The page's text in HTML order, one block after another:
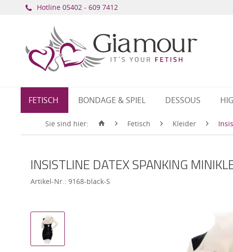
Hotline ​ 05402 - 609 7412
FETISCH BONDAGE & SPIEL DESSOUS
Sie sind hier: Fetisch Kleider
INSISTLINE DATEX SPANKING
Artikel-Nr.: 9168-black-S